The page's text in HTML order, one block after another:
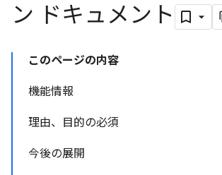
ン ドキュメント
このページの内容
機能情報
理由、目的の必須
今後の展開